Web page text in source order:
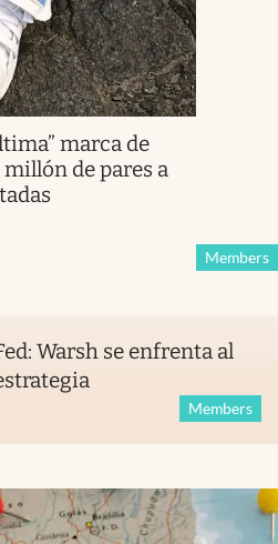
marca de
de pares a
Members
Warsh se enfrenta al
Members